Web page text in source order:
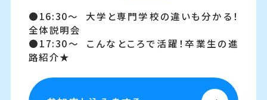
16:30～
大学と専門学校の違いも分かる！
全体説明会
17:30～
こんなところで活躍！卒業生の進
路紹介★